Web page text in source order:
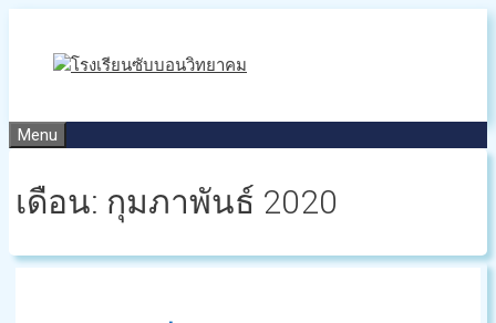
content
Menu
เดือน: กุมภาพันธ์ 2020